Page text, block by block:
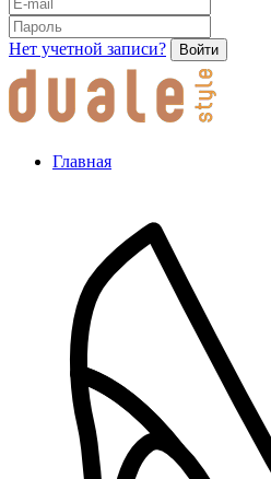
Нет учетной записи? Войти
Главная